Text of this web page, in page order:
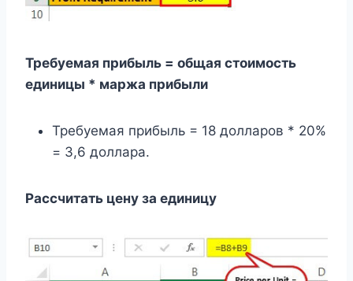
Требуемая прибыль = общая стоимость
единицы * маржа прибыли
Требуемая прибыль = 18 долларов * 20%
= 3,6 доллара.
Рассчитать цену за единицу